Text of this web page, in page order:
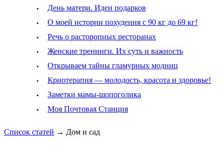
· День матери. Идеи подарков
· О моей истории похудения с 90 кг до 69 кг!
· Речь о расторопных ресторанах
· Женские тренинги. Их суть и важность
· Открываем тайны гламурных модниц
· Криотерапия — молодость, красота и здоровье!
· Заметки мамы-шопоголика
· Моя Почтовая Станция
Список статей → Дом и сад